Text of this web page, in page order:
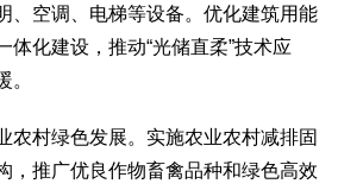
、空调、电梯等设备。优化建筑用能
体化建设，推动“光储直柔”技术应
。
村绿色发展。实施农业农村减排固
，推广优良作物畜禽品种和绿色高效